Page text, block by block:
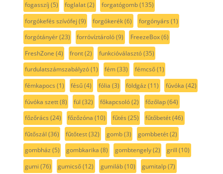
fogasszíj (5) foglalat(2) forgatógomb(135)
forgókefés szívófej (9) forgókerék(6) forgónyárs (1)
forgótányér(23) forróvíztároló(9) FreezeBox(6)
FreshZone (4) front(2) funkcióválasztó(35)
furdulatszámszabályzó(1) fém(33) fémcső(1)
fémkapocs (1) fésű(4) fólia (3) földgáz (11) fúvóka (42)
fúvóka szett(8) fül (32) főkapcsoló(2) főzőlap(64)
főzőrács (24) főzőzóna (10) fűtés (25) fűtőbetét(46)
fűtőszál (36) fűtőtest(32) gomb(3) gombbetét(2)
gombház (5) gombkarika (8) gombtengely(2) grill (10)
gumi (76) gumicső(12) gumiláb(10) gumitalp(7)